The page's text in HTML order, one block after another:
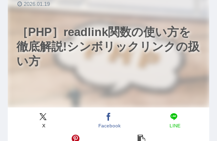
［PHP］readlink関数の使い方を
徹底解説!シンボリックリンクの扱
い方
X Facebook LINE
2026.01.19